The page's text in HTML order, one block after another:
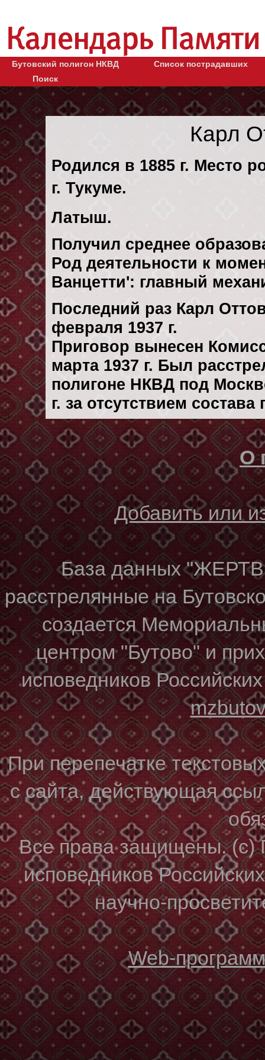
Бутовский полигон НКВД
Список пострадавших
Поиск
Карл
Родился в 1885 г. Место
г. Тукуме.
Латыш.
Получил среднее
Род деятельности к
Ванцетти': главный
Последний раз Карл
февраля 1937 г.
Приговор вынесен
марта 1937 г. Был
полигоне НКВД под
г. за отсутствием
О
Добавить или
База данных
расстрелянные на
создается
центром "Бутово" и
исповедников
При перепечатке
с сайта, действующая
Все права защищены. (с)
исповедников
научно-
Web-